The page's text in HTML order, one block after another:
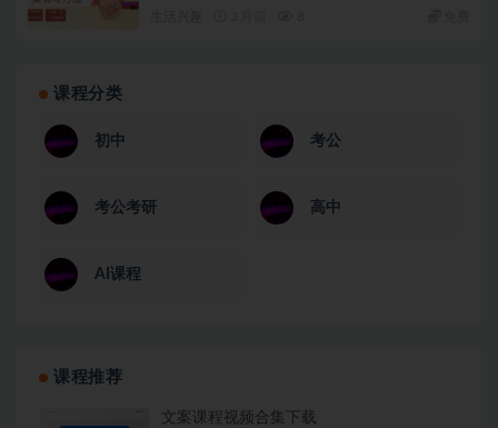
课程分类
初中 考公
考公考研 高中
AI课程
课程推荐
文案课程视频合集下载